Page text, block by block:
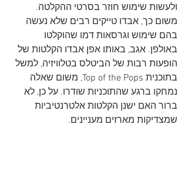
ולעשות שימוש חוזר בסרטי ההקלטה.
משום כך, אבדו טייקים רבים שלא נעשה
בהם שימוש וגרסאות דמו שהוקלטו
באולפן. אגב, באותו אפן אבדו הקלטות של
הופעות רבות של הביטלס בטלוויזיה, למשל
בתוכנית Top of the Pops, משום שאלה
נמחקו ברגע שהתוכניות שודרו. על כן, לא
ברור האם ישנן הקלטות אלטרנטיביות
שמצדיקות מארזים מעניינים.